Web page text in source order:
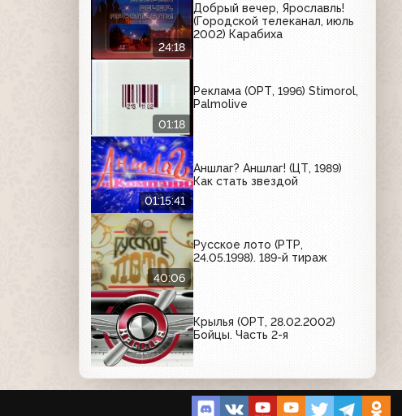
24:18
Добрый вечер, Ярославль!
(Городской телеканал, июль
2002) Карабиха
01:18
Реклама (ОРТ, 1996) Stimorol,
Palmolive
01:15:41
Аншлаг? Аншлаг! (ЦТ, 1989)
Как стать звездой
40:06
Русское лото (РТР,
24.05.1998). 189-й тираж
Крылья (ОРТ, 28.02.2002)
Бойцы. Часть 2-я